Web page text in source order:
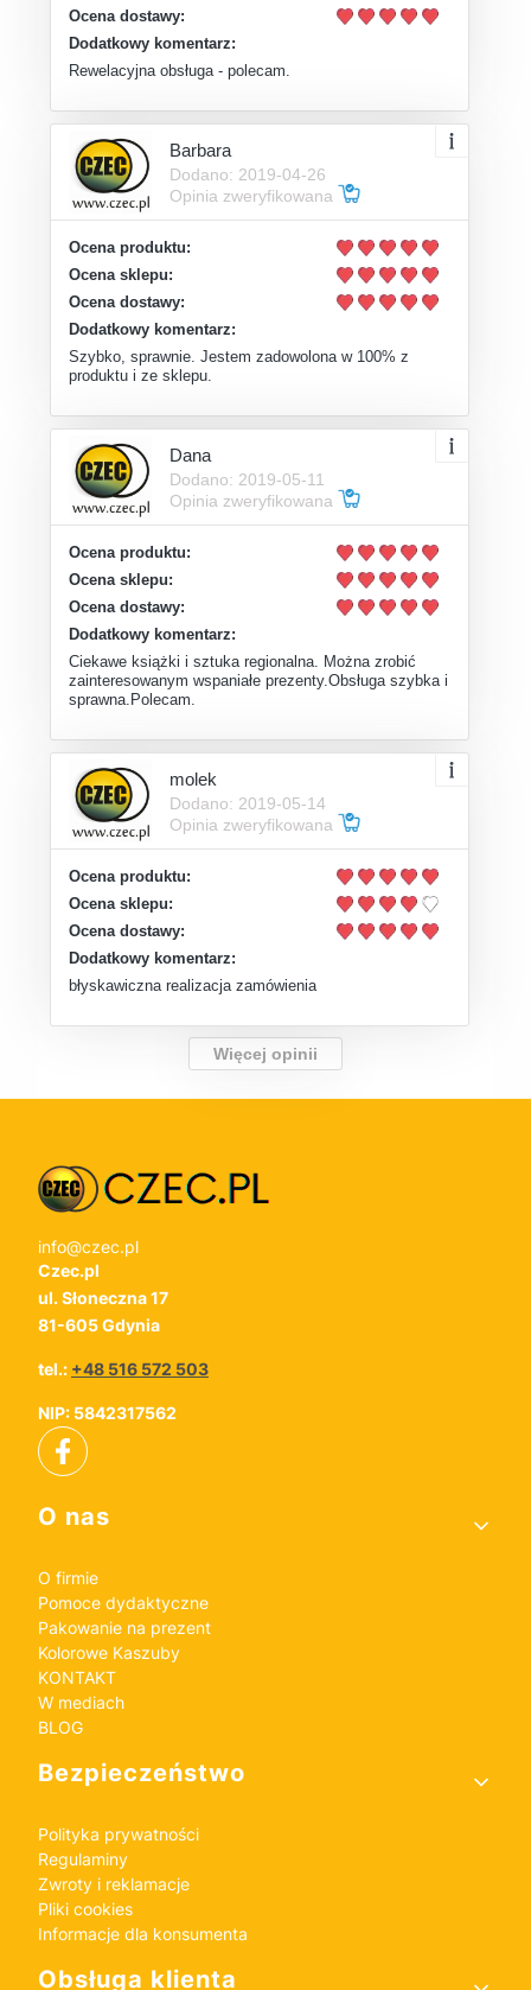
Ocena dostawy:
Dodatkowy komentarz:
Rewelacyjna obsługa - polecam.
Barbara
Dodano: 2019-04-26
Opinia zweryfikowana
Ocena produktu:
Ocena sklepu:
Ocena dostawy:
Dodatkowy komentarz:
Szybko, sprawnie. Jestem zadowolona w 100% z
produktu i ze sklepu.
Dana
Dodano: 2019-05-11
Opinia zweryfikowana
Ocena produktu:
Ocena sklepu:
Ocena dostawy:
Dodatkowy komentarz:
Ciekawe książki i sztuka regionalna. Można zrobić
zainteresowanym wspaniałe prezenty.Obsługa szybka i
sprawna.Polecam.
molek
Dodano: 2019-05-14
Opinia zweryfikowana
Ocena produktu:
Ocena sklepu:
Ocena dostawy:
Dodatkowy komentarz:
błyskawiczna realizacja zamówienia
Więcej opinii
info@czec.pl
Czec.pl
ul. Słoneczna 17
81-605 Gdynia
tel.: +48 516 572 503
NIP: 5842317562
Linki w stopce
O nas
O firmie
Pomoce dydaktyczne
Pakowanie na prezent
Kolorowe Kaszuby
KONTAKT
W mediach
BLOG
Bezpieczeństwo
Polityka prywatności
Regulaminy
Zwroty i reklamacje
Pliki cookies
Informacje dla konsumenta
Obsługa klienta